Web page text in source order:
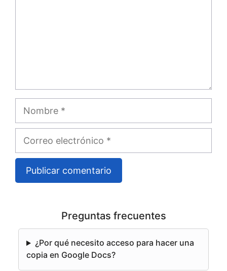
Nombre
Correo
Preguntas frecuentes
¿Por qué necesito acceso para hacer una
copia en Google Docs?